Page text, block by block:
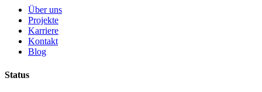
Über uns
Projekte
Karriere
Kontakt
Blog
Status